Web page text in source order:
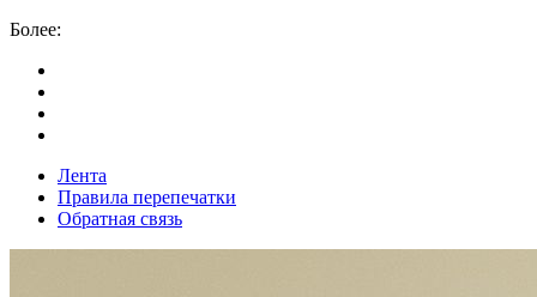
Более:
Лента
Правила перепечатки
Обратная связь